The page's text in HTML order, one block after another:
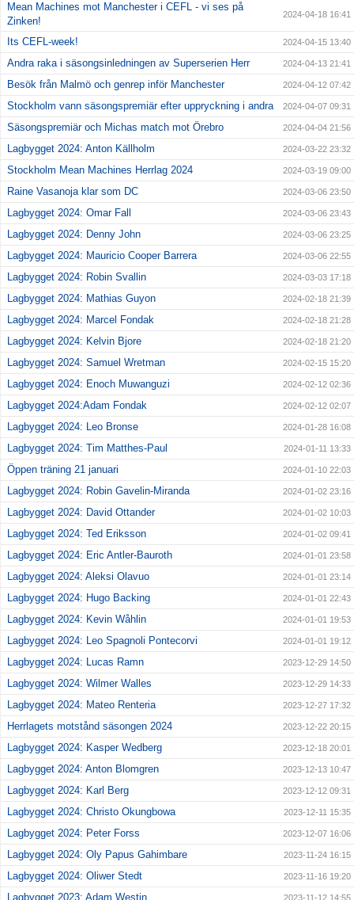
Mean Machines mot Manchester i CEFL - vi ses på
Zinken!
2024-04-18 16:41
Its CEFL-week! 2024-04-15 13:40
Andra raka i säsongsinledningen av Superserien Herr 2024-04-13 21:41
Besök från Malmö och genrep inför Manchester 2024-04-12 07:42
Stockholm vann säsongspremiär efter uppryckning i andra 2024-04-07 09:31
Säsongspremiär och Michas match mot Örebro 2024-04-04 21:56
Lagbygget 2024: Anton Källholm 2024-03-22 23:32
Stockholm Mean Machines Herrlag 2024 2024-03-19 09:00
Raine Vasanoja klar som DC 2024-03-06 23:50
Lagbygget 2024: Omar Fall 2024-03-06 23:43
Lagbygget 2024: Denny John 2024-03-06 23:25
Lagbygget 2024: Mauricio Cooper Barrera 2024-03-06 22:55
Lagbygget 2024: Robin Svallin 2024-03-03 17:18
Lagbygget 2024: Mathias Guyon 2024-02-18 21:39
Lagbygget 2024: Marcel Fondak 2024-02-18 21:28
Lagbygget 2024: Kelvin Bjore 2024-02-18 21:20
Lagbygget 2024: Samuel Wretman 2024-02-15 15:20
Lagbygget 2024: Enoch Muwanguzi 2024-02-12 02:36
Lagbygget 2024:Adam Fondak 2024-02-12 02:07
Lagbygget 2024: Leo Bronse 2024-01-28 16:08
Lagbygget 2024: Tim Matthes-Paul 2024-01-11 13:33
Öppen träning 21 januari 2024-01-10 22:03
Lagbygget 2024: Robin Gavelin-Miranda 2024-01-02 23:16
Lagbygget 2024: David Ottander 2024-01-02 10:03
Lagbygget 2024: Ted Eriksson 2024-01-02 09:41
Lagbygget 2024: Eric Antler-Bauroth 2024-01-01 23:58
Lagbygget 2024: Aleksi Olavuo 2024-01-01 23:14
Lagbygget 2024: Hugo Backing 2024-01-01 22:43
Lagbygget 2024: Kevin Wåhlin 2024-01-01 19:53
Lagbygget 2024: Leo Spagnoli Pontecorvi 2024-01-01 19:12
Lagbygget 2024: Lucas Ramn 2023-12-29 14:50
Lagbygget 2024: Wilmer Walles 2023-12-29 14:33
Lagbygget 2024: Mateo Renteria 2023-12-27 17:32
Herrlagets motstånd säsongen 2024 2023-12-22 20:15
Lagbygget 2024: Kasper Wedberg 2023-12-18 20:01
Lagbygget 2024: Anton Blomgren 2023-12-13 10:47
Lagbygget 2024: Karl Berg 2023-12-12 09:31
Lagbygget 2024: Christo Okungbowa 2023-12-11 15:35
Lagbygget 2024: Peter Forss 2023-12-07 16:06
Lagbygget 2024: Oly Papus Gahimbare 2023-11-24 16:15
Lagbygget 2024: Oliwer Stedt 2023-11-16 19:20
Lagbygget 2023: Adam Westin 2023-11-12 14:55